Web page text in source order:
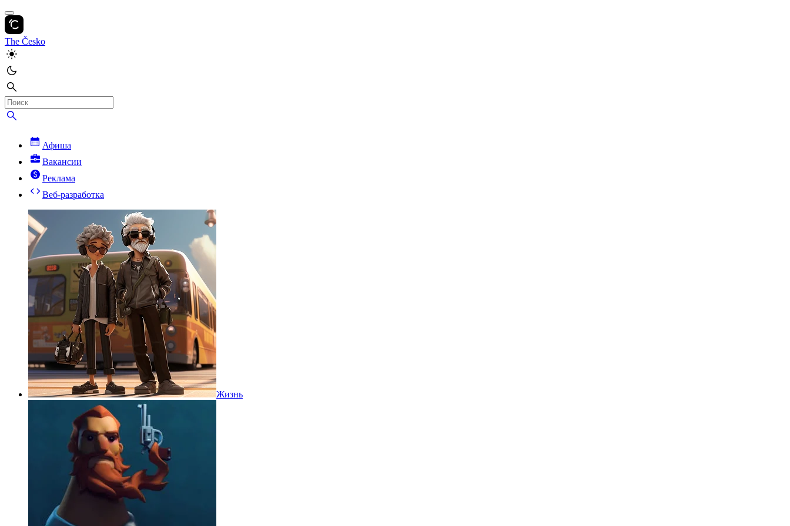
The Česko
Афиша
Вакансии
Реклама
Веб-разработка
Жизнь